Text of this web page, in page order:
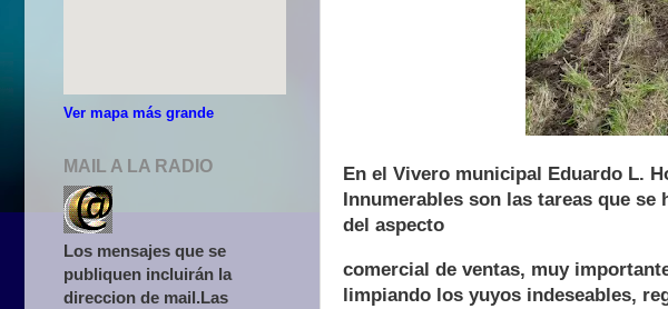
En el Vivero municipal Eduardo L.
Innumerables son las tareas que
del aspecto
comercial de ventas, muy
limpiando los yuyos indeseables,
Ver mapa más grande
MAIL A LA RADIO
Los mensajes que se
publiquen incluirán la
direccion de mail.Las